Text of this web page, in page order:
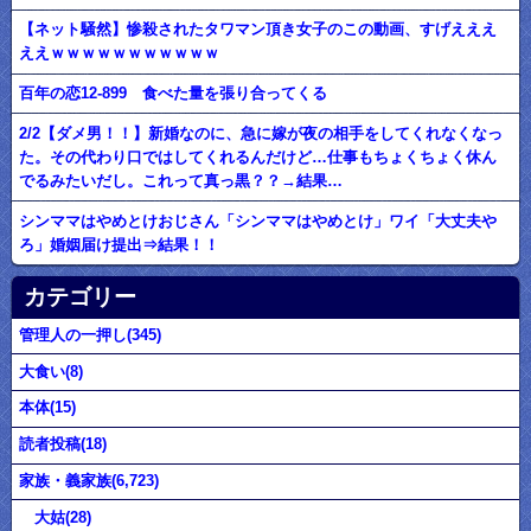
【ネット騒然】惨殺されたタワマン頂き女子のこの動画、すげえええ
ええｗｗｗｗｗｗｗｗｗｗｗ
百年の恋12-899 食べた量を張り合ってくる
2/2【ダメ男！！】新婚なのに、急に嫁が夜の相手をしてくれなくなっ
た。その代わり口ではしてくれるんだけど…仕事もちょくちょく休ん
でるみたいだし。これって真っ黒？？→結果…
シンママはやめとけおじさん「シンママはやめとけ」ワイ「大丈夫や
ろ」婚姻届け提出⇒結果！！
カテゴリー
管理人の一押し(345)
大食い(8)
本体(15)
読者投稿(18)
家族・義家族(6,723)
大姑(28)